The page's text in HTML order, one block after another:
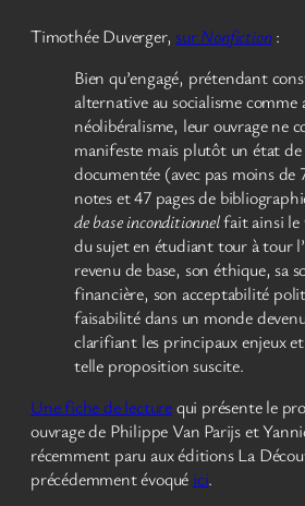
Timothée Duverger,surNonfiction:
Bien qu’engagé, prétendant
alternative au socialisme comme
néolibéralisme, leur ouvrage ne
manifeste mais plutôt un état
documentée (avec pas moins de
notes et 47 pages de
de base inconditionnelfait ainsi le
du sujet en étudiant tour à tour
revenu de base, son éthique, sa
financière, son acceptabilité
faisabilité dans un monde
clarifiant les principaux enjeux et
telle proposition suscite.
Une fiche de lecturequi présente le
ouvrage de Philippe Van Parijs et
récemment paru aux éditions La
précédemment évoqué ici.